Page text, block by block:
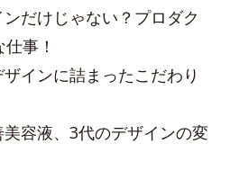
だけじゃない？プロダク
事！
インに詰まったこだわり
容液、3代のデザインの変